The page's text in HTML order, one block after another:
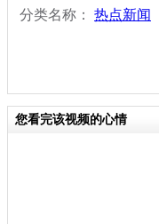
分类名称： 热点新闻
您看完该视频的心情